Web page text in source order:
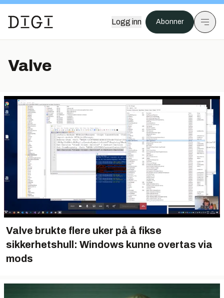
Logg inn Abonner
Valve
Valve brukte flere uker på å fikse
sikkerhetshull: Windows kunne overtas via
mods